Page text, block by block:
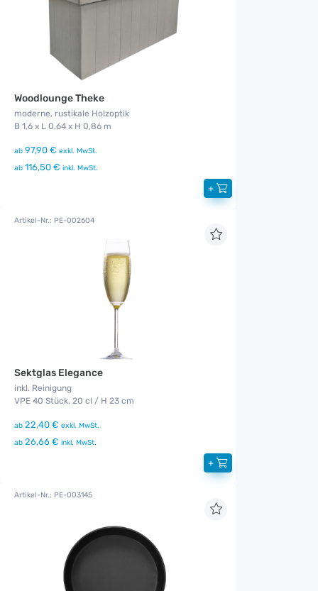
Woodlounge Theke
moderne, rustikale Holzoptik
B 1,6 x L 0,64 x H 0,86 m
ab 97,90 € exkl. MwSt.
ab 116,50 € inkl. MwSt.
+
Artikel-Nr.: PE-002604
Sektglas Elegance
inkl. Reinigung
VPE 40 Stück, 20 cl / H 23 cm
ab 22,40 € exkl. MwSt.
ab 26,66 € inkl. MwSt.
+
Artikel-Nr.: PE-003145